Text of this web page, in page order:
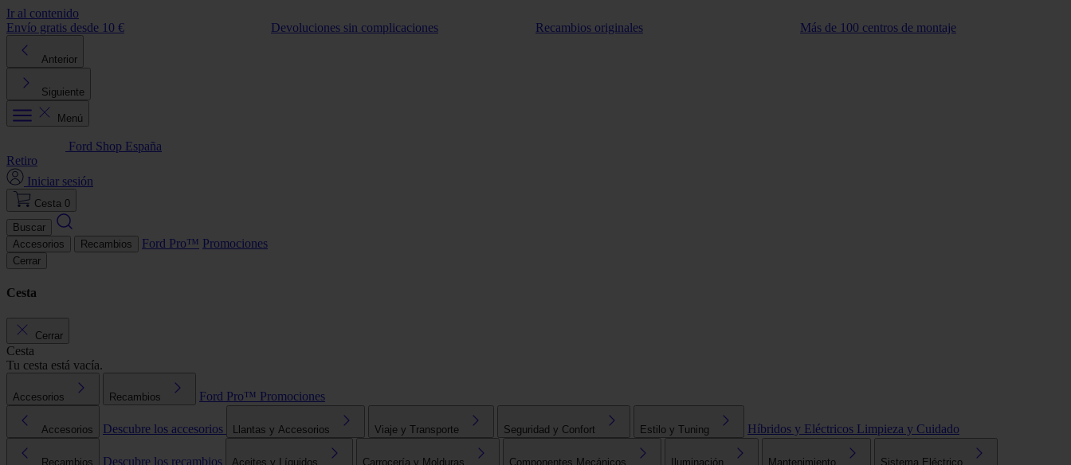
Ir al contenido
Envío gratis desde 10 €
Devoluciones sin complicaciones Recambios originales Más de 100 centros de montaje
Anterior
Siguiente
Menú
Ford Shop España
Retiro
Iniciar sesión
Cesta 0
Buscar
Accesorios
Recambios Ford Pro™ Promociones
Cerrar
Cesta
Cerrar
Cesta
Tu cesta está vacía.
Accesorios Recambios Ford Pro™ Promociones
Accesorios Descubre los accesorios Llantas y Accesorios Viaje y Transporte Seguridad y Confort Estilo y Tuning Híbridos y Eléctricos Limpieza y Cuidado
Recambios Descubre los recambios Aceites y Líquidos Carrocería y Molduras Componentes Mecánicos Iluminación Mantenimiento Sistema Eléctrico